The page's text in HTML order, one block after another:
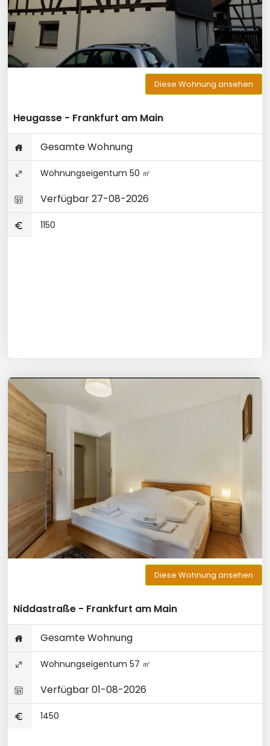
Diese Wohnung ansehen
Heugasse - Frankfurt am Main
Gesamte Wohnung
Wohnungseigentum 50 ㎡
Verfügbar 27-08-2026
1150
Diese Wohnung ansehen
Niddastraße - Frankfurt am Main
Gesamte Wohnung
Wohnungseigentum 57 ㎡
Verfügbar 01-08-2026
1450